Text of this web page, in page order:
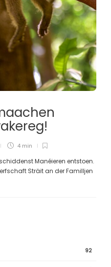
4 min
Manéieren entstoen.
Sträit an der Familljen
92